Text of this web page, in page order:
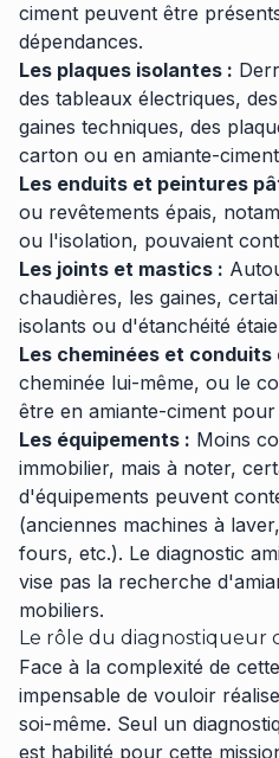
ciment peuvent être
dépendances.
Les plaques isolantes :
des tableaux électriques,
gaines techniques, des
carton ou en amiante-
Les enduits et peintures
ou revêtements épais,
ou l'isolation, pouvaient
Les joints et mastics :
chaudières, les gaines,
isolants ou d'étanchéité
Les cheminées et conduits
cheminée lui-même, ou le
être en amiante-ciment
Les équipements : Moins
immobilier, mais à noter,
d'équipements peuvent
(anciennes machines à
fours, etc.). Le diagnostic
vise pas la recherche
mobiliers.
Le rôle du diagnostiqueur
Face à la complexité de
impensable de vouloir
soi-même. Seul un
est habilité pour cette